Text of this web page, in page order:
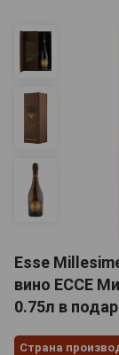
Esse
вино ЕССЕ
0.75л в
Страна